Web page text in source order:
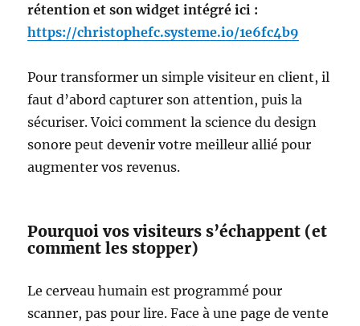
rétention et son widget intégré ici :
https://christophefc.systeme.io/1e6fc4b9
Pour transformer un simple visiteur en client, il
faut d’abord capturer son attention, puis la
sécuriser. Voici comment la science du design
sonore peut devenir votre meilleur allié pour
augmenter vos revenus.
Pourquoi vos visiteurs s’échappent (et
comment les stopper)
Le cerveau humain est programmé pour
scanner, pas pour lire. Face à une page de vente